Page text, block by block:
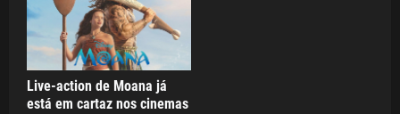
Live-action de Moana já
está em cartaz nos cinemas